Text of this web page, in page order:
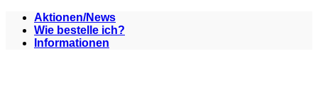
Zum
Inhalt
springen
Aktionen/News
Wie bestelle ich?
Informationen